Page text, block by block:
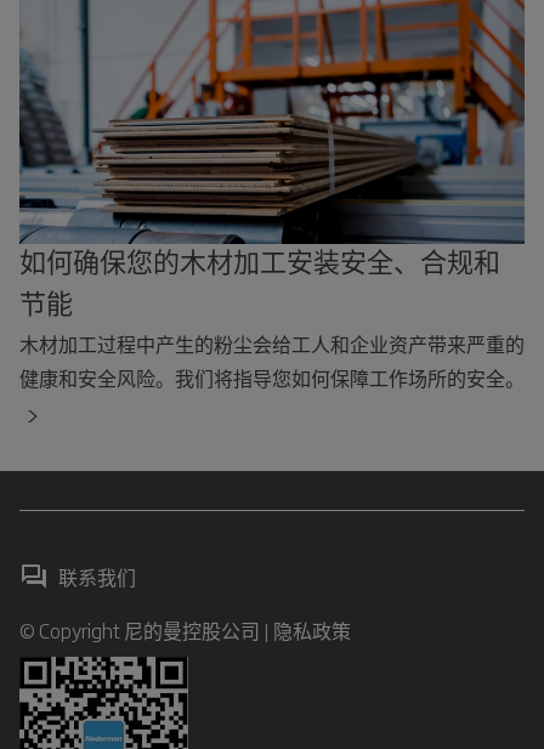
如何确保您的木材加工安装安全、合规和
节能
木材加工过程中产生的粉尘会给工人和企业资产带来严重的
健康和安全风险。我们将指导您如何保障工作场所的安全。
联系我们
© Copyright 尼的曼控股公司 | 隐私政策